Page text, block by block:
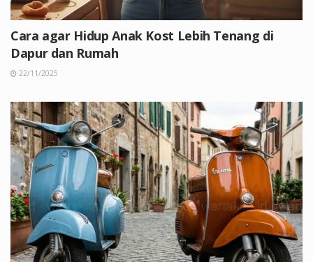
Cara agar Hidup Anak Kost Lebih Tenang di
Dapur dan Rumah
22/11/2025